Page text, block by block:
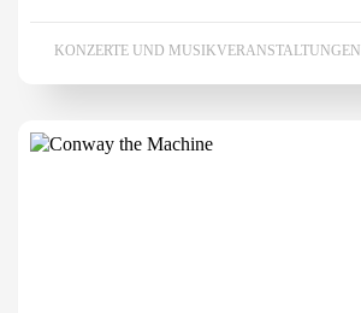
KONZERTE UND MUSIKVERANSTALTUNGEN